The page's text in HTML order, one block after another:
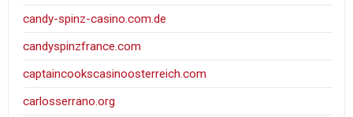
candy-spinz-casino.com.de
candyspinzfrance.com
captaincookscasinoosterreich.com
carlosserrano.org